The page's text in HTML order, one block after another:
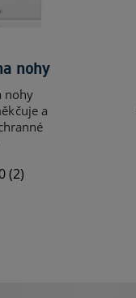
nohy
nohy
a
(2)